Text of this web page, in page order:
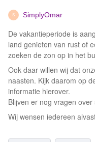
S SimplyOmar
De vakantieperiode is
land genieten van rust of
zoeken de zon op in het
Ook daar willen wij dat
naasten. Kijk daarom op
informatie hierover.
Blijven er nog vragen
Wij wensen iedereen